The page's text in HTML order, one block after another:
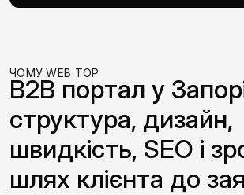
ЧОМУ WEB TOP
B2B портал у
структура, дизайн,
швидкість, SEO і
шлях клієнта до